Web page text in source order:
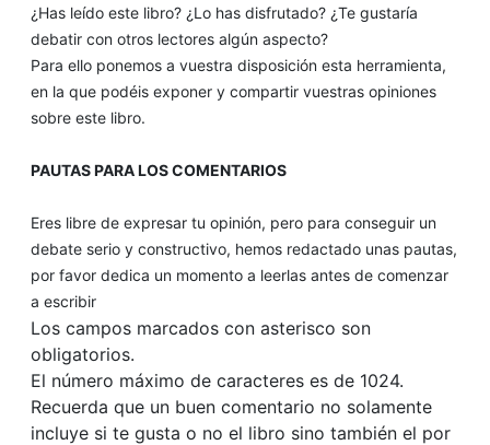
¿Has leído este libro? ¿Lo has disfrutado? ¿Te gustaría
debatir con otros lectores algún aspecto?
Para ello ponemos a vuestra disposición esta herramienta,
en la que podéis exponer y compartir vuestras opiniones
sobre este libro.
PAUTAS PARA LOS COMENTARIOS
Eres libre de expresar tu opinión, pero para conseguir un
debate serio y constructivo, hemos redactado unas pautas,
por favor dedica un momento a leerlas antes de comenzar
a escribir
Los campos marcados con asterisco son
obligatorios.
El número máximo de caracteres es de 1024.
Recuerda que un buen comentario no solamente
incluye si te gusta o no el libro sino también el por